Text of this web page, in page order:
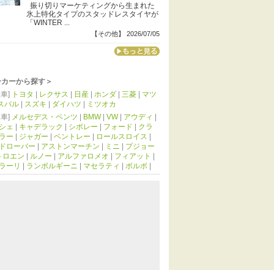
振り切りマーケティングから生まれた
氷上特化タイプのスタッドレスタイヤが
「WINTER ...
【その他】 2026/07/05
ーから探す＞
] トヨタ レクサス 日産 ホンダ 三菱
マツ
バル
スズキ ダイハツ
ミツオカ
] メルセデス・ベンツ BMW| VW| アウディ
ェ
キャデラック シボレー フォード
クラ
ー
ジャガー ベントレー ロールスロイス
ローバー
アストンマーチン ミニ
プジョー
ロエン
ルノー アルファロメオ フィアット
ーリ
ランボルギーニ マセラティ ボルボ